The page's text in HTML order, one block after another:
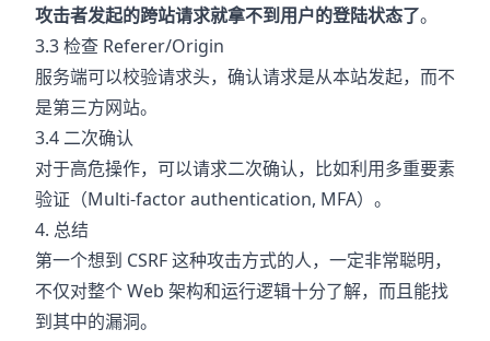
攻击者发起的跨站请求就拿不到用户的登陆状态了。
3.3 检查 Referer/Origin
服务端可以校验请求头，确认请求是从本站发起，而不
是第三方网站。
3.4 二次确认
对于高危操作，可以请求二次确认，比如利用多重要素
验证（Multi-factor authentication, MFA）。
4. 总结
第一个想到 CSRF 这种攻击方式的人，一定非常聪明，
不仅对整个 Web 架构和运行逻辑十分了解，而且能找
到其中的漏洞。